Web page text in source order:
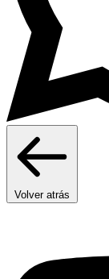
Volver atrás